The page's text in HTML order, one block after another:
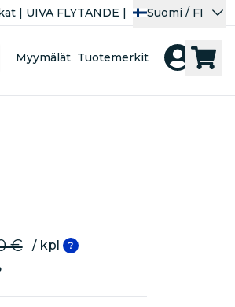
| UIVA FLYTANDE | Suomi / FI
Myymälät Tuotemerkit
€
/ kpl